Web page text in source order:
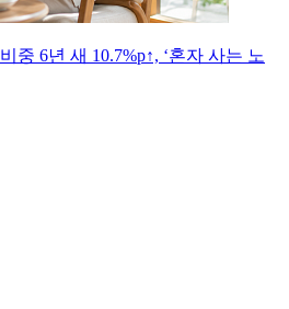
중 6년 새 10.7%p↑, ‘혼자 사는 노